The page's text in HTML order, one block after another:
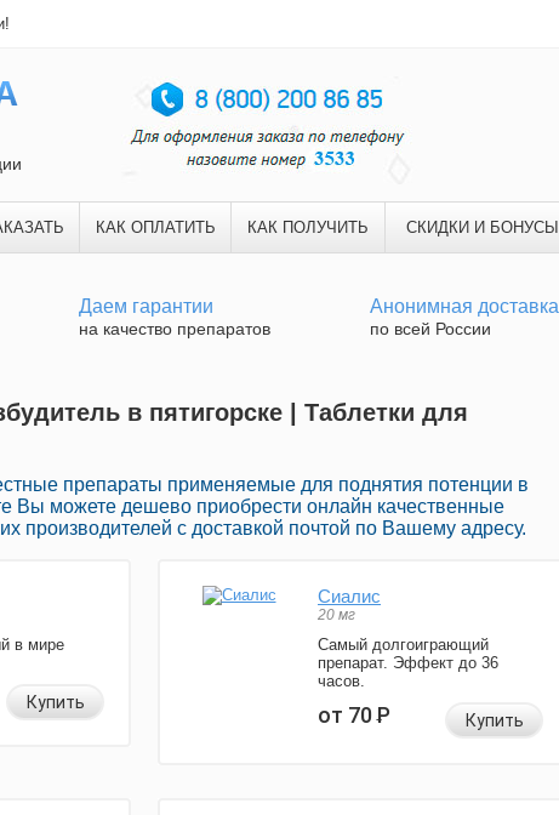
КАК ОПЛАТИТЬ КАК ПОЛУЧИТЬ СКИДКИ И БОНУСЫ
Даем гарантии
на качество препаратов
Анонимная доставка
по всей России
в пятигорске | Таблетки для
препараты применяемые для поднятия потенции в
Вы можете дешево приобрести онлайн качественные
производителей с доставкой почтой по Вашему адресу.
в мире
Купить
Сиалис
20 мг
Самый долгоиграющий
препарат. Эффект до 36
часов.
от 70Р Купить